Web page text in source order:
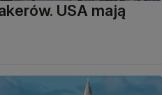
USA mają